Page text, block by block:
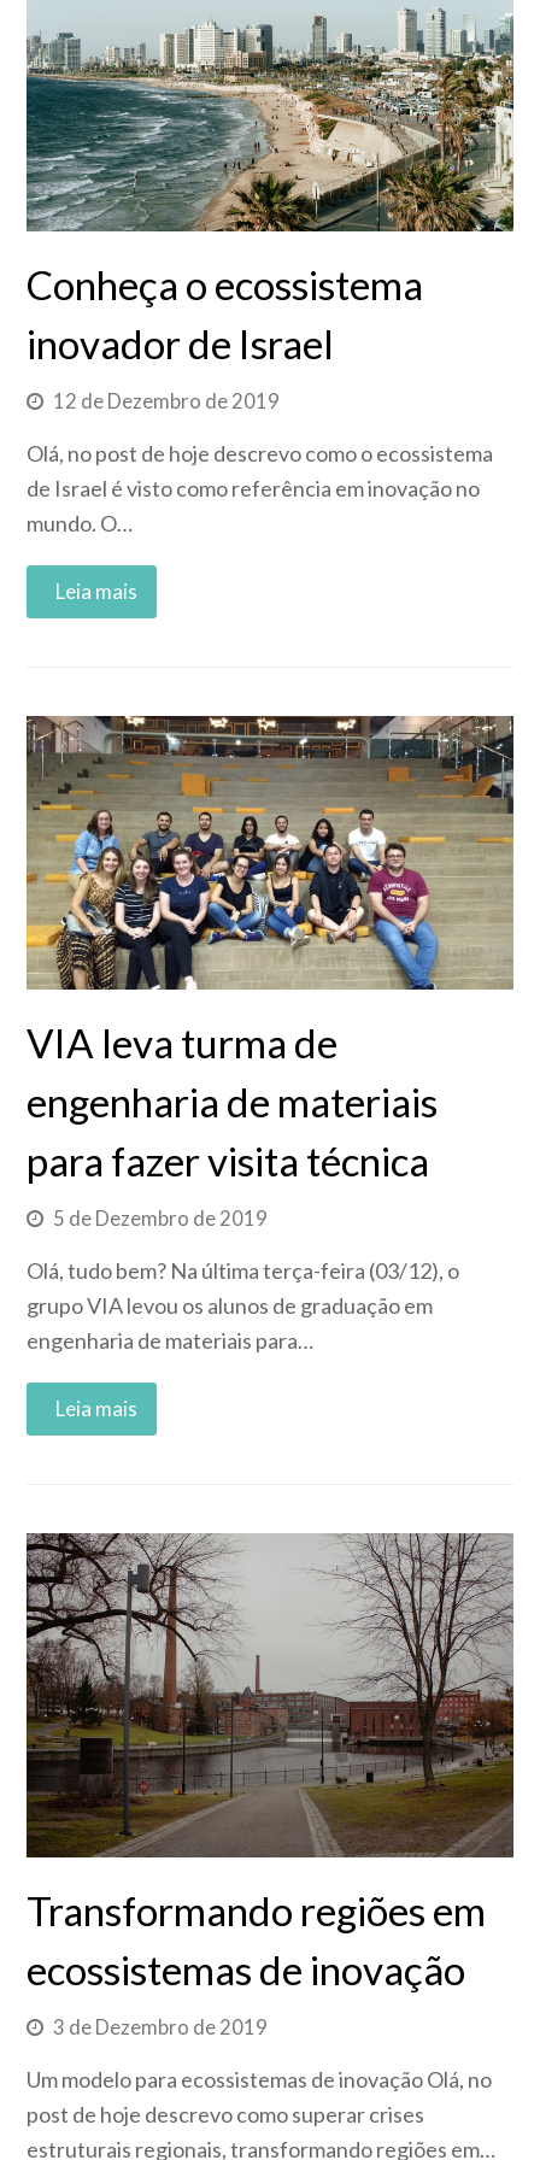
Conheça o ecossistema
inovador de Israel
12 de Dezembro de 2019
Olá, no post de hoje descrevo como o ecossistema
de Israel é visto como referência em inovação no
mundo. O…
VIA leva turma de
engenharia de materiais
para fazer visita técnica
5 de Dezembro de 2019
Olá, tudo bem? Na última terça-feira (03/12), o
grupo VIA levou os alunos de graduação em
engenharia de materiais para…
Transformando regiões em
ecossistemas de inovação
3 de Dezembro de 2019
Um modelo para ecossistemas de inovação Olá, no
post de hoje descrevo como superar crises
estruturais regionais, transformando regiões em…